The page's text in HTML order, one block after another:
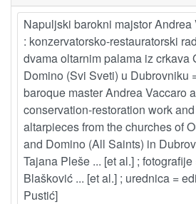
Napuljski barokni majstor
: konzervatorsko-restauratorski
dvama oltarnim palama iz crkava
Domino (Svi Sveti) u Dubrovniku
baroque master Andrea Vaccaro
conservation-restoration work
altarpieces from the churches of
and Domino (All Saints) in
Tajana Pleše ... [et al.] ;
Blašković ... [et al.] ; urednica =
Pustić]